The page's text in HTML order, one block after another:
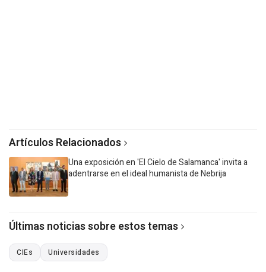
Artículos Relacionados
Una exposición en 'El Cielo de Salamanca' invita a
adentrarse en el ideal humanista de Nebrija
Últimas noticias sobre estos temas
CIEs Universidades